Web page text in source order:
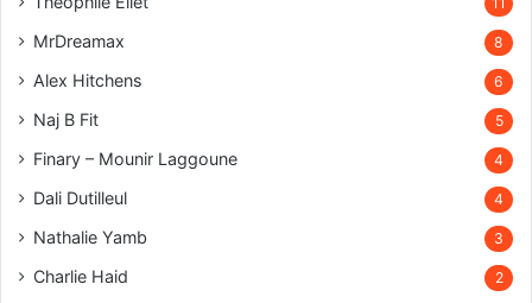
MrDreamax 8
Alex Hitchens 6
Naj B Fit 5
Finary – Mounir Laggoune 4
Dali Dutilleul 4
Nathalie Yamb 3
Charlie Haid 2